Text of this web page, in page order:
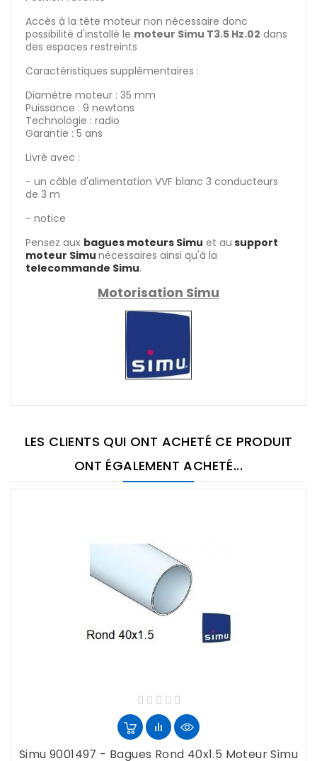
Accès à la tête moteur non nécessaire donc
possibilité d'installé le moteur Simu T3.5 Hz.02 dans
des espaces restreints
Caractéristiques supplémentaires :
Diamètre moteur : 35 mm
Puissance : 9 newtons
Technologie : radio
Garantie : 5 ans
Livré avec :
- un câble d'alimentation VVF blanc 3 conducteurs
de 3 m
- notice
Pensez aux bagues moteurs Simu et au support
moteur Simu nécessaires ainsi qu'à la
telecommande Simu.
Motorisation Simu
LES CLIENTS QUI ONT ACHETÉ CE PRODUIT
ONT ÉGALEMENT ACHETÉ...
Simu 9001497 - Bagues Rond 40x1.5 Moteur Simu